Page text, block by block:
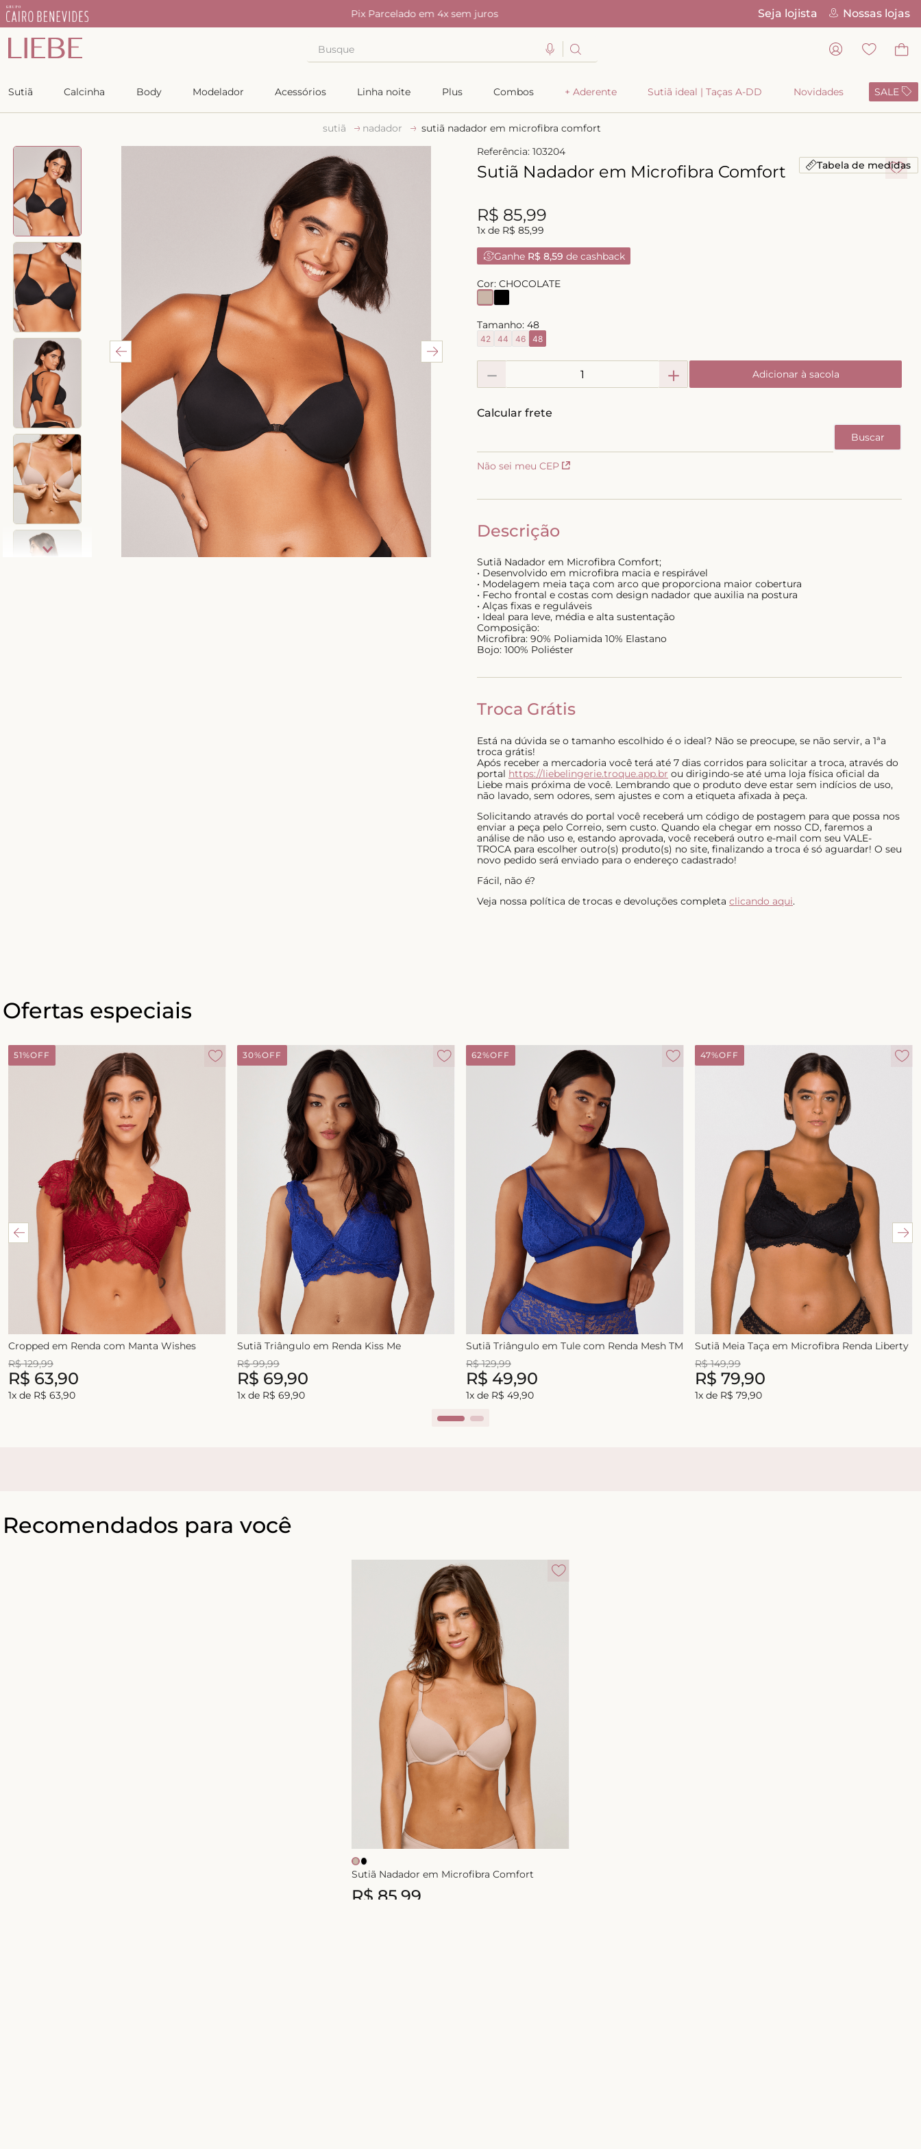
Copiar Pix Parcelado em 4x sem juros Seja lojista Nossas lojas
Sutiã Calcinha Body Modelador Acessórios Linha noite Plus Combos + Aderente Sutiã ideal | Taças A-DD Novidades SALE
sutiã nadador
sutiã nadador em microfibra comfort
Referência: 103204
Sutiã Nadador em Microfibra Comfort
R$ 85,99
1x de R$ 85,99
Ganhe R$ 8,59 de cashback
Tabela de medidas
Cor: CHOCOLATE
Tamanho: 48
42 44 46 48
＋
－ Adicionar à sacola
Não sei meu CEP
Descrição
Sutiã Nadador em Microfibra Comfort;
• Desenvolvido em microfibra macia e respirável
• Modelagem meia taça com arco que proporciona maior cobertura
• Fecho frontal e costas com design nadador que auxilia na postura
• Alças fixas e reguláveis
• Ideal para leve, média e alta sustentação
Composição:
Microfibra: 90% Poliamida 10% Elastano
Bojo: 100% Poliéster
Troca Grátis
Está na dúvida se o tamanho escolhido é o ideal? Não se preocupe, se não servir, a 1ªa
troca grátis!
Após receber a mercadoria você terá até 7 dias corridos para solicitar a troca, através do
portal https://liebelingerie.troque.app.br ou dirigindo-se até uma loja física oficial da
Liebe mais próxima de você. Lembrando que o produto deve estar sem indícios de uso,
não lavado, sem odores, sem ajustes e com a etiqueta afixada à peça.
Solicitando através do portal você receberá um código de postagem para que possa nos
enviar a peça pelo Correio, sem custo. Quando ela chegar em nosso CD, faremos a
análise de não uso e, estando aprovada, você receberá outro e-mail com seu VALE-
TROCA para escolher outro(s) produto(s) no site, finalizando a troca é só aguardar! O seu
novo pedido será enviado para o endereço cadastrado!
Fácil, não é?
Veja nossa política de trocas e devoluções completa clicando aqui.
Ofertas especiais
51%OFF
Cropped em Renda com Manta Wishes
R$ 129,99
R$ 63,90
1x de R$ 63,90
30%OFF
Sutiã Triângulo em Renda Kiss Me
R$ 99,99
R$ 69,90
1x de R$ 69,90
62%OFF
Sutiã Triângulo em Tule com Renda Mesh TM
R$ 129,99
R$ 49,90
1x de R$ 49,90
47%OFF
Sutiã Meia Taça em Microfibra Renda Liberty
R$ 149,99
R$ 79,90
1x de R$ 79,90
Recomendados para você
Sutiã Nadador em Microfibra Comfort
R$ 85 99
TERMOS MAIS BUSCADOS
camisola
3
4º
calcinha renda
5º
anatomic
6 º
calcinha alta
7º
triangulo
8
short doll
9º
biquini